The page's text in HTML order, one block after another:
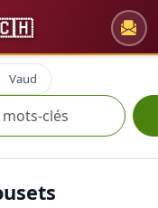
Vaud